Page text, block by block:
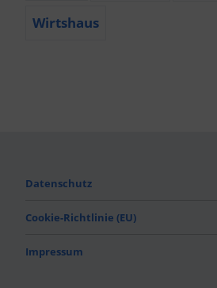
Wirtshaus
Datenschutz
Cookie-Richtlinie (EU)
Impressum